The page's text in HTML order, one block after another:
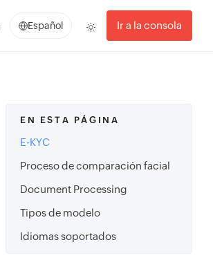
Español Ir a la consola
EN ESTA PÁGINA
E-KYC
Proceso de comparación facial
Document Processing
Tipos de modelo
Idiomas soportados